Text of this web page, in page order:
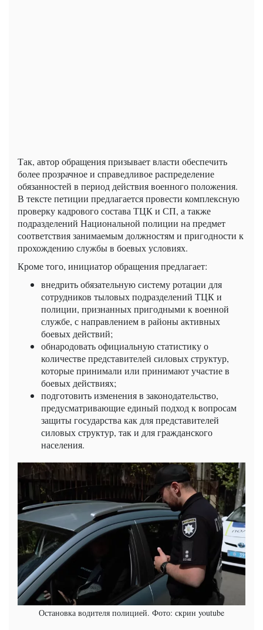
Так, автор обращения призывает власти обеспечить
более прозрачное и справедливое распределение
обязанностей в период действия военного положения.
В тексте петиции предлагается провести комплексную
проверку кадрового состава ТЦК и СП, а также
подразделений Национальной полиции на предмет
соответствия занимаемым должностям и пригодности к
прохождению службы в боевых условиях.
Кроме того, инициатор обращения предлагает:
внедрить обязательную систему ротации для
сотрудников тыловых подразделений ТЦК и
полиции, признанных пригодными к военной
службе, с направлением в районы активных
боевых действий;
обнародовать официальную статистику о
количестве представителей силовых структур,
которые принимали или принимают участие в
боевых действиях;
подготовить изменения в законодательство,
предусматривающие единый подход к вопросам
защиты государства как для представителей
силовых структур, так и для гражданского
населения.
Остановка водителя полицией. Фото: скрин youtube